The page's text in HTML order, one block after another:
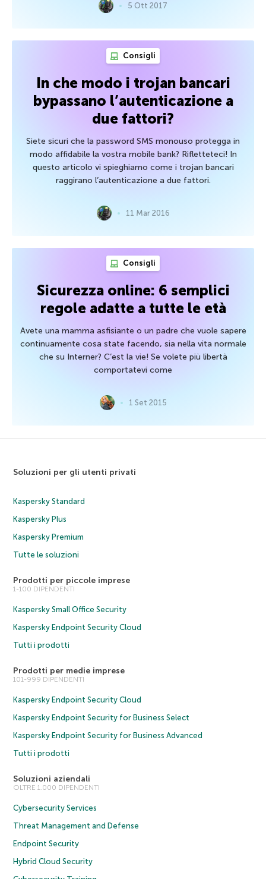
5 Ott 2017
Consigli
In che modo i trojan bancari
bypassano l’autenticazione a
due fattori?
Siete sicuri che la password SMS monouso protegga in
modo affidabile la vostra mobile bank? Rifletteteci! In
questo articolo vi spieghiamo come i trojan bancari
raggirano l’autenticazione a due fattori.
11 Mar 2016
Consigli
Sicurezza online: 6 semplici
regole adatte a tutte le età
Avete una mamma asfisiante o un padre che vuole sapere
continuamente cosa state facendo, sia nella vita normale
che su Interner? C’est la vie! Se volete più libertà
comportatevi come
1 Set 2015
Soluzioni per gli utenti privati
Kaspersky Standard
Kaspersky Plus
Kaspersky Premium
Tutte le soluzioni
Prodotti per piccole imprese
1-100 DIPENDENTI
Kaspersky Small Office Security
Kaspersky Endpoint Security Cloud
Tutti i prodotti
Prodotti per medie imprese
101-999 DIPENDENTI
Kaspersky Endpoint Security Cloud
Kaspersky Endpoint Security for Business Select
Kaspersky Endpoint Security for Business Advanced
Tutti i prodotti
Soluzioni aziendali
OLTRE 1.000 DIPENDENTI
Cybersecurity Services
Threat Management and Defense
Endpoint Security
Hybrid Cloud Security